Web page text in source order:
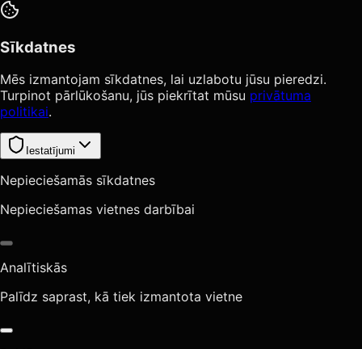
Sīkdatnes
Mēs izmantojam sīkdatnes, lai uzlabotu jūsu pieredzi.
Turpinot pārlūkošanu, jūs piekrītat mūsu privātuma
politikai.
Iestatījumi
Nepieciešamās sīkdatnes
Nepieciešamas vietnes darbībai
Analītiskās
Palīdz saprast, kā tiek izmantota vietne